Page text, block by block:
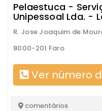
Pelaestuca -
Unipessoal Lda. -
R. Jose Joaquim de
8000-201 Faro
Ver número
comentários